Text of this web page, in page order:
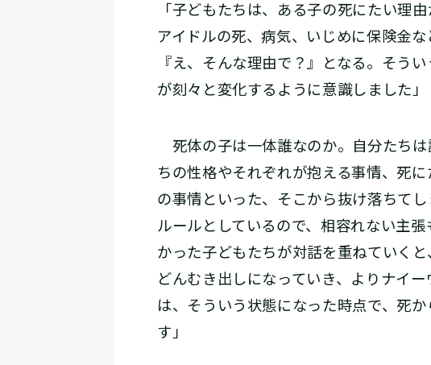
「子どもたちは、ある子の死にたい理
アイドルの死、病気、いじめに保険金
『え、そんな理由で？』となる。そう
が刻々と変化するように意識しました」
死体の子は一体誰なのか。自分たち
ちの性格やそれぞれが抱える事情、死
の事情といった、そこから抜け落ちて
ルールとしているので、相容れない主
かった子どもたちが対話を重ねていく
どんむき出しになっていき、よりナイ
は、そういう状態になった時点で、死
す」